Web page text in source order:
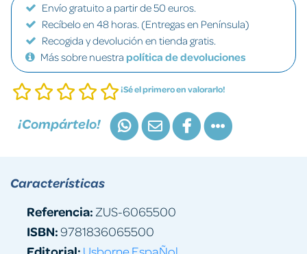
Envío gratuito a partir de 50 euros.
Recíbelo en 48 horas. (Entregas en Península)
Recogida y devolución en tienda gratis.
Más sobre nuestra política de devoluciones
¡Sé el primero en valorarlo!
¡Compártelo!
Características
Referencia: ZUS-6065500
ISBN:9781836065500
Usborne EspaÑol